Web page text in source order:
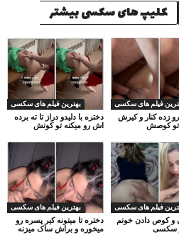
کلیپ های سکسی بیشتر
بهترین فیلم های سکسی
دختره با دلیدو دراز تا ته برده
اش رو میکنه تو کونش
فیلم های سکسی
زده کنار و کیرش
تو کوصش
بهترین فیلم های سکسی
دختره تا میتونه کیر پسره رو
میخوره و براش ساک میزنه
فیلم های سکسی
و کوص دادن خوتم
سکسی